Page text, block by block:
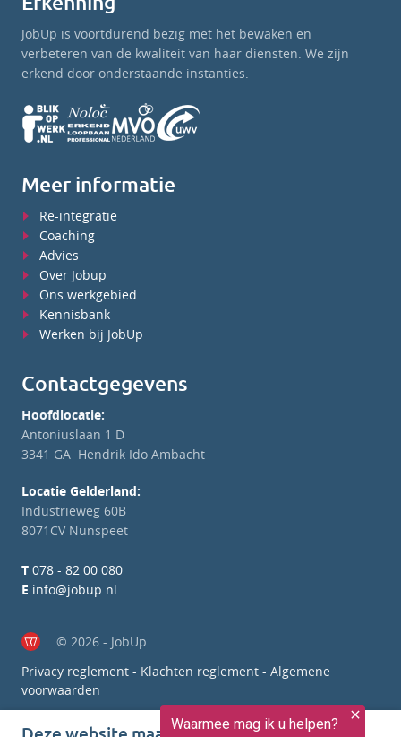
JobUp is voortdurend bezig met het bewaken en
verbeteren van de kwaliteit van haar diensten. We zijn
erkend door onderstaande instanties.
Meer informatie
Re-integratie
Coaching
Advies
Over Jobup
Ons werkgebied
Kennisbank
Werken bij JobUp
Contactgegevens
Hoofdlocatie:
Antoniuslaan 1 D
3341 GA Hendrik Ido Ambacht
Locatie Gelderland:
Industrieweg 60B
8071CV Nunspeet
T 078 - 82 00 080
E info@jobup.nl
© 2026 - JobUp
Privacy reglement - Klachten reglement - Algemene
voorwaarden